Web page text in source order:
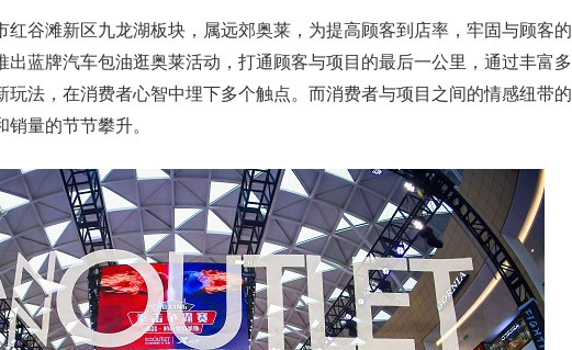
红谷滩新区九龙湖板块，属远郊奥莱，为提高顾客到店率，牢固与顾客的
出蓝牌汽车包油逛奥莱活动，打通顾客与项目的最后一公里，通过丰富多
玩法，在消费者心智中埋下多个触点。而消费者与项目之间的情感纽带的
量的节节攀升。